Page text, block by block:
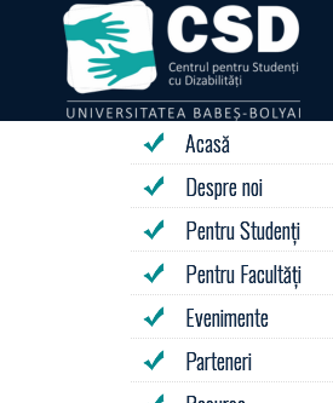
Acasă
Despre noi
Pentru Studenți
Pentru Facultăți
Evenimente
Parteneri